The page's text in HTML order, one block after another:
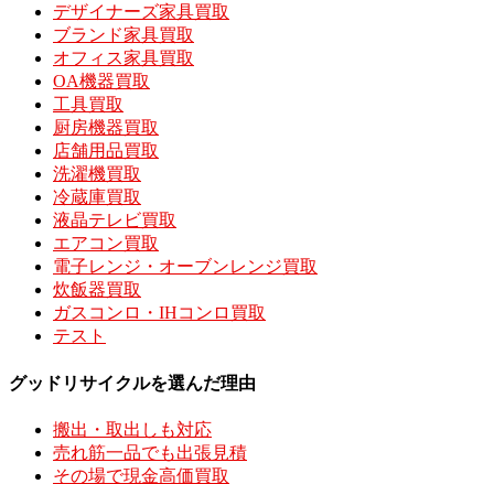
デザイナーズ家具買取
ブランド家具買取
オフィス家具買取
OA機器買取
工具買取
厨房機器買取
店舗用品買取
洗濯機買取
冷蔵庫買取
液晶テレビ買取
エアコン買取
電子レンジ・オーブンレンジ買取
炊飯器買取
ガスコンロ・IHコンロ買取
テスト
グッドリサイクルを選んだ理由
搬出・取出しも対応
売れ筋一品でも出張見積
その場で現金高価買取